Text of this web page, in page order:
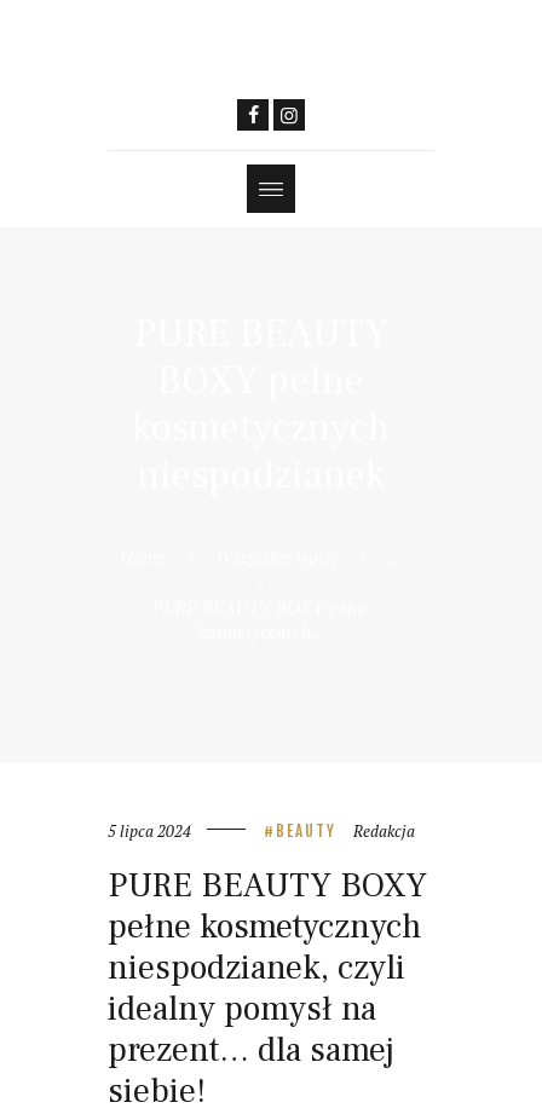
5 lipca 2024 BEAUTY Redakcja
PURE BEAUTY BOXY
pełne kosmetycznych
niespodzianek, czyli
idealny pomysł na
prezent… dla samej
siebie!